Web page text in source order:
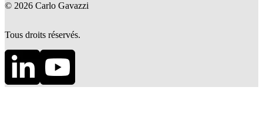
© 2026 Carlo Gavazzi
Tous droits réservés.